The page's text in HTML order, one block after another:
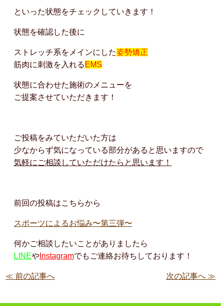
といった状態をチェックしていきます！
状態を確認した後に
ストレッチ系をメインにした姿勢矯正
筋肉に刺激を入れる EMS
状態に合わせた施術のメニューを
ご提案させていただきます！
ご投稿をみていただいた方は
少なからず気になっている部分があると思いますので
気軽にご相談していただけたらと思います！
前回の投稿はこちらから
スポーツによるお悩み〜第三弾〜
何かご相談したいことがありましたら
LINEや Instagramでもご連絡お待ちしております！
≪ 前の記事へ 次の記事へ ≫